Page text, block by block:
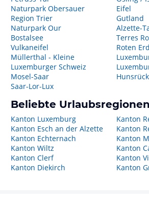
Naturpark Obersauer
Region Trier
Naturpark Our
Bostalsee
Vulkaneifel
Müllerthal - Kleine
Luxemburger Schweiz
Mosel-Saar
Saar-Lor-Lux
Eifel
Gutland
Alzette-
Terres
Roten
Hunsrück
Beliebte Urlaubsregionen
Kanton Luxemburg
Kanton Esch an der Alzette
Kanton Echternach
Kanton Wiltz
Kanton Clerf
Kanton Diekirch
Kanton
Kanton
Kanton
Kanton
Kanton
Kanton